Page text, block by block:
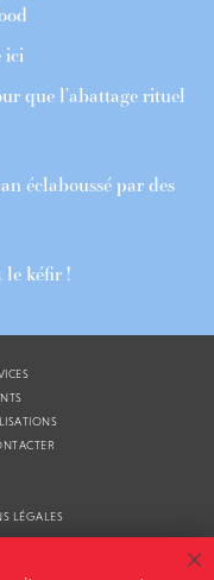
ici
que l’abattage rituel
éclaboussé par des
le kéfir !
LÉGALES